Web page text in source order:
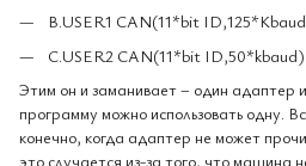
B.USER1 CAN(11*bit
C.USER2 CAN(11*bit ID,50*kbaud)
Этим он и заманивает – один
программу можно использовать одну.
конечно, когда адаптер не может
это случается из-за того, что